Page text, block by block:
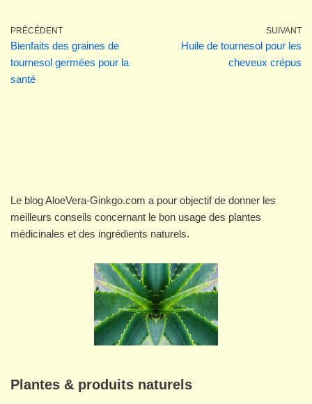
PRÉCÉDENT
Bienfaits des graines de
tournesol germées pour la
santé
SUIVANT
Huile de tournesol pour les
cheveux crépus
Le blog AloeVera-Ginkgo.com a pour objectif de donner les
meilleurs conseils concernant le bon usage des plantes
médicinales et des ingrédients naturels.
Plantes & produits naturels